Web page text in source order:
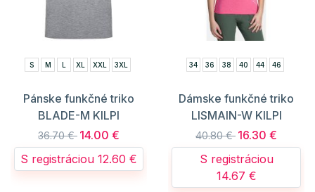
S M L XL XXL 3XL
Pánske funkčné triko
BLADE-M KILPI
36.70 € 14.00 €
S registráciou 12.60 €
34 36 38 40 44 46
Dámske funkčné triko
LISMAIN-W KILPI
40.80 € 16.30 €
S registráciou
14.67 €